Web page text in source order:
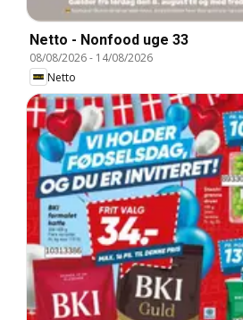
Netto - Nonfood uge 33
08/08/2026- 14/08/2026
Netto